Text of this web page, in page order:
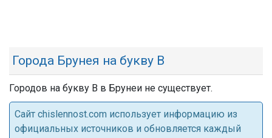
Города Брунея на букву В
Городов на букву В в Брунеи не существует.
Cайт chislennost.com использует информацию из
официальных источников и обновляется каждый